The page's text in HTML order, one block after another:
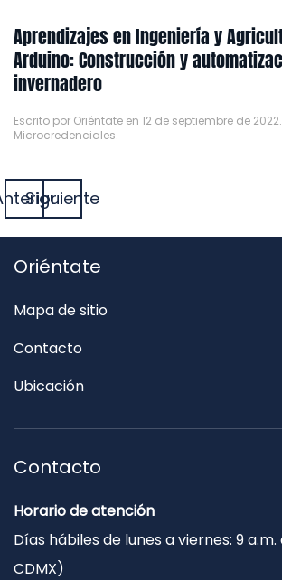
Aprendizajes en Ingeniería y
Arduino: Construcción y
invernadero
Escrito por Oriéntate en 12 de septiembre de 2022
Microcredenciales.
Siguiente
Oriéntate
Mapa de sitio
Contacto
Ubicación
Contacto
Horario de atención
Días hábiles de lunes a viernes: 9
CDMX)